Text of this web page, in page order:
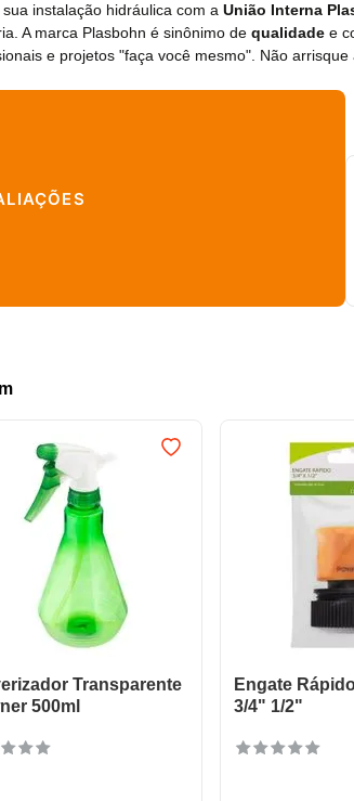
instalação hidráulica com a União Interna
A marca Plasbohn é sinônimo de qualidade e
e projetos "faça você mesmo". Não
Transparente
500ml
Engate
3/4" 1/2"